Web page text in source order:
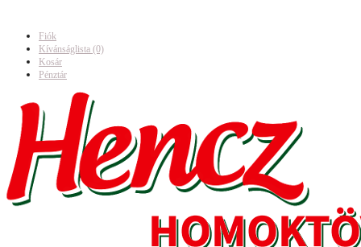
Fiók
Kívánságlista (0)
Kosár
Pénztár